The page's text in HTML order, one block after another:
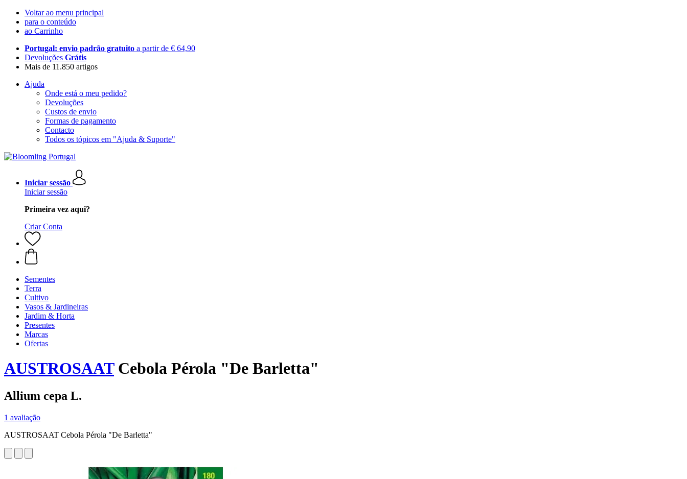
Voltar ao menu principal
para o conteúdo
ao Carrinho
Portugal: envio padrão gratuito a partir de € 64,90
Devoluções Grátis
Mais de 11.850 artigos
Ajuda
Onde está o meu pedido?
Devoluções
Custos de envio
Formas de pagamento
Contacto
Todos os tópicos em "Ajuda & Suporte"
Iniciar sessão
Iniciar sessão
Primeira vez aqui?
Criar Conta
Sementes
Terra
Cultivo
Vasos & Jardineiras
Jardim & Horta
Presentes
Marcas
Ofertas
AUSTROSAATCebola Pérola "De Barletta"
Allium cepa L.
1 avaliação
AUSTROSAAT Cebola Pérola "De Barletta"